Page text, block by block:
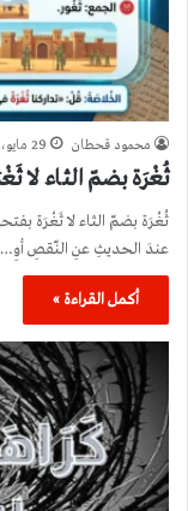
محمود قحطان 29 مايو، 2026
ثُغْرَة بضمّ الثاء لا
ثُغْرَة بضمّ الثاء لا ثَغْرَة
عندَ الحديثِ عنِ النّقصِ أوِ…
أكمل القراءة »